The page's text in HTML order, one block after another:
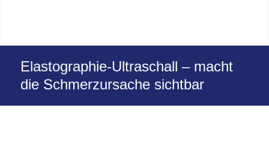
Elastographie-Ultraschall – macht
die Schmerzursache sichtbar